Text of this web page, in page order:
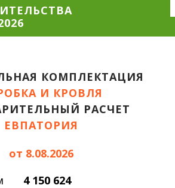
КОМПЛЕКТАЦИЯ
И КРОВЛЯ
РАСЧЕТ
ЕВПАТОРИЯ
от 8.08.2026
4 150 624